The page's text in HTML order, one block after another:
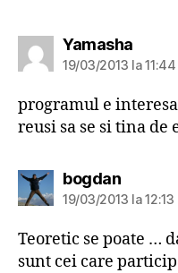
Yamashaspune:
19/03/2013 la 11:44
programul e
reusi sa se si tina de
bogdanspune:
19/03/2013 la 12:13
Teoretic se poate …
sunt cei care